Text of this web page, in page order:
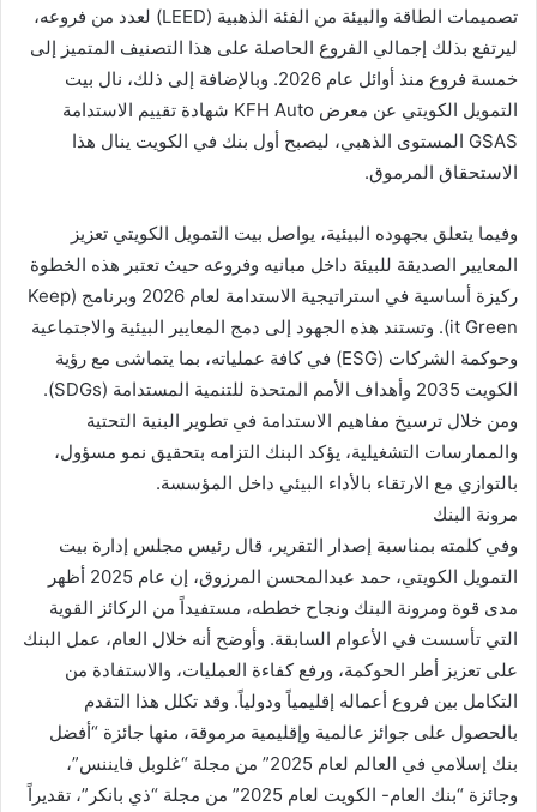
تصميمات الطاقة والبيئة من الفئة الذهبية (LEED) لعدد من فروعه،
ليرتفع بذلك إجمالي الفروع الحاصلة على هذا التصنيف المتميز إلى
خمسة فروع منذ أوائل عام 2026. وبالإضافة إلى ذلك، نال بيت
التمويل الكويتي عن معرض KFH Auto شهادة تقييم الاستدامة
GSAS المستوى الذهبي، ليصبح أول بنك في الكويت ينال هذا
الاستحقاق المرموق.
وفيما يتعلق بجهوده البيئية، يواصل بيت التمويل الكويتي تعزيز
المعايير الصديقة للبيئة داخل مبانيه وفروعه حيث تعتبر هذه الخطوة
ركيزة أساسية في استراتيجية الاستدامة لعام 2026 وبرنامج (Keep
it Green). وتستند هذه الجهود إلى دمج المعايير البيئية والاجتماعية
وحوكمة الشركات (ESG) في كافة عملياته، بما يتماشى مع رؤية
الكويت 2035 وأهداف الأمم المتحدة للتنمية المستدامة (SDGs).
ومن خلال ترسيخ مفاهيم الاستدامة في تطوير البنية التحتية
والممارسات التشغيلية، يؤكد البنك التزامه بتحقيق نمو مسؤول،
بالتوازي مع الارتقاء بالأداء البيئي داخل المؤسسة.
مرونة البنك
وفي كلمته بمناسبة إصدار التقرير، قال رئيس مجلس إدارة بيت
التمويل الكويتي، حمد عبدالمحسن المرزوق، إن عام 2025 أظهر
مدى قوة ومرونة البنك ونجاح خططه، مستفيداً من الركائز القوية
التي تأسست في الأعوام السابقة. وأوضح أنه خلال العام، عمل البنك
على تعزيز أطر الحوكمة، ورفع كفاءة العمليات، والاستفادة من
التكامل بين فروع أعماله إقليمياً ودولياً. وقد تكلل هذا التقدم
بالحصول على جوائز عالمية وإقليمية مرموقة، منها جائزة “أفضل
بنك إسلامي في العالم لعام 2025” من مجلة “غلوبل فايننس”،
وجائزة “بنك العام- الكويت لعام 2025” من مجلة “ذي بانكر”، تقديراً